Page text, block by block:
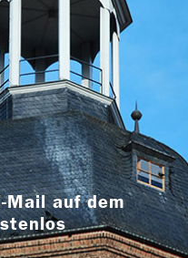
Mail auf dem